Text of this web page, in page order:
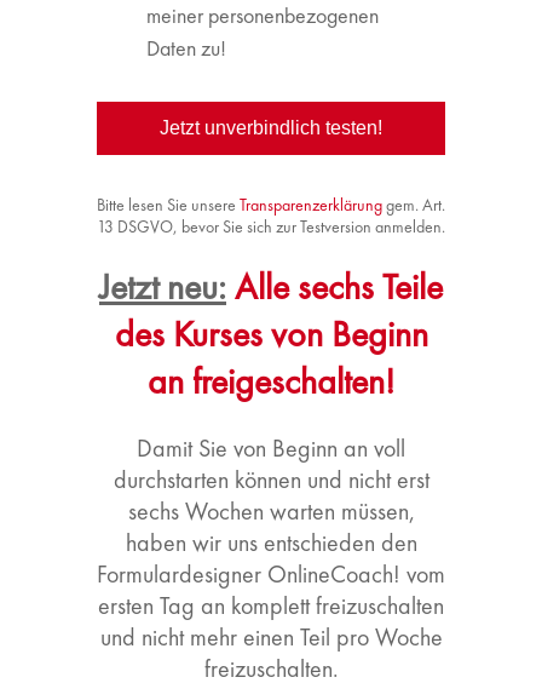
meiner personenbezogenen
Daten zu!
Jetzt unverbindlich testen!
Bitte lesen Sie unsere Transparenzerklärunggem. Art.
13 DSGVO, bevor Sie sich zur Testversion anmelden.
Jetzt neu: Alle sechs Teile
des Kurses von Beginn
an freigeschalten!
Damit Sie von Beginn an voll
durchstarten können und nicht erst
sechs Wochen warten müssen,
haben wir uns entschieden den
Formulardesigner OnlineCoach! vom
ersten Tag an komplett freizuschalten
und nicht mehr einen Teil pro Woche
freizuschalten.